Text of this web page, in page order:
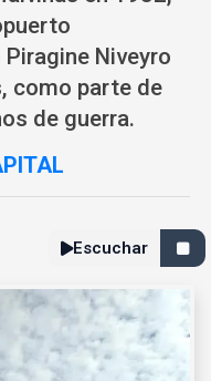
Niveyro
como parte de
de guerra.
Escuchar